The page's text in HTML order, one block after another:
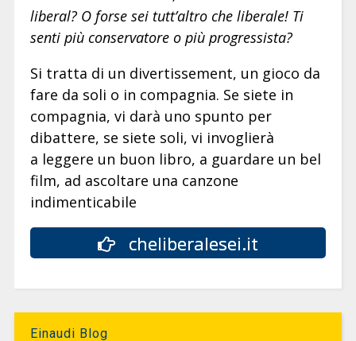
liberal? O forse sei tutt’altro che liberale! Ti
senti più conservatore o più progressista?
Si tratta di un divertissement, un gioco da
fare da soli o in compagnia. Se siete in
compagnia, vi darà uno spunto per
dibattere, se siete soli, vi invoglierà
a leggere un buon libro, a guardare un bel
film, ad ascoltare una canzone
indimenticabile
cheliberalesei.it
Einaudi Blog